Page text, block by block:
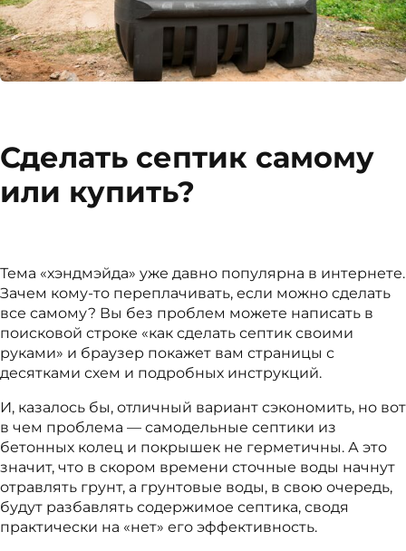
Сделать септик самому
или купить?
Тема «хэндмэйда» уже давно популярна в интернете.
Зачем кому-то переплачивать, если можно сделать
все самому? Вы без проблем можете написать в
поисковой строке «как сделать септик своими
руками» и браузер покажет вам страницы с
десятками схем и подробных инструкций.
И, казалось бы, отличный вариант сэкономить, но вот
в чем проблема — самодельные септики из
бетонных колец и покрышек не герметичны. А это
значит, что в скором времени сточные воды начнут
отравлять грунт, а грунтовые воды, в свою очередь,
будут разбавлять содержимое септика, сводя
практически на «нет» его эффективность.